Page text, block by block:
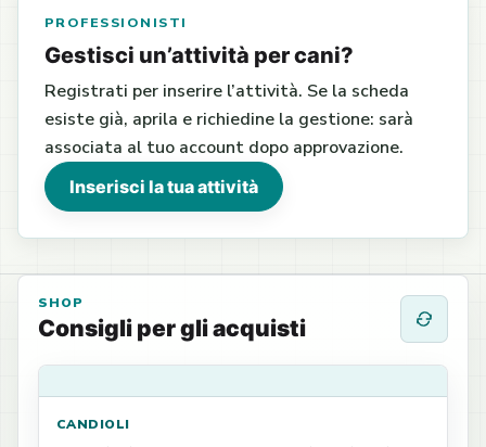
PROFESSIONISTI
Gestisci un’attività per cani?
Registrati per inserire l’attività. Se la scheda
esiste già, aprila e richiedine la gestione: sarà
associata al tuo account dopo approvazione.
Inserisci la tua attività
SHOP
Consigli per gli acquisti
CANDIOLI